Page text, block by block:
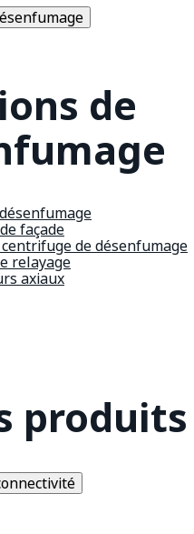
de
façade
de désenfumage
relayage
axiaux
produits